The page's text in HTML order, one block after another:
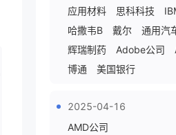
应用材料
思科科技
哈撒韦B
戴尔 通用汽
辉瑞制药
Adobe公司
博通
美国银行
2025-04-16
AMD公司